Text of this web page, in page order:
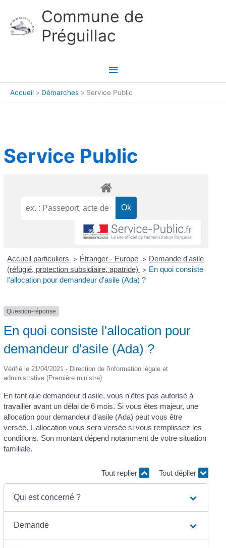
Commune de
Préguillac
Menu
principal
Accueil Démarches Service Public
Service Public
Accueil particuliers > Étranger - Europe > Demande d'asile
(réfugié, protection subsidiaire, apatride)
> En quoi consiste
l'allocation pour demandeur d'asile (Ada) ?
Question-réponse
En quoi consiste l'allocation pour
demandeur d'asile (Ada) ?
Vérifié le 21/04/2021 - Direction de l'information légale et
administrative (Première ministre)
En tant que demandeur d'asile, vous n'êtes pas autorisé à
travailler avant un délai de 6 mois. Si vous êtes majeur, une
allocation pour demandeur d'asile (Ada) peut vous être
versée. L'allocation vous sera versée si vous remplissez les
conditions. Son montant dépend notamment de votre situation
familiale.
Tout replier Tout déplier
Qui est concerné ?
Demande